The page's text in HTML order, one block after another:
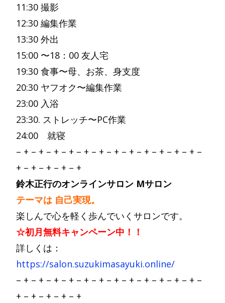
11:30 撮影
12:30 編集作業
13:30 外出
15:00 〜18：00 友人宅
19:30 食事〜母、お茶、身支度
20:30 ヤフオク〜編集作業
23:00 入浴
23:30. ストレッチ〜PC作業
24:00 就寝
– + – + – + – + – + – + – + – + – + – + – + – + –
+ – + – + – + – +
鈴木正行のオンラインサロン Mサロン
テーマは 自己実現。
楽しんで心を軽く歩んでいくサロンです。
☆初月無料キャンペーン中！！
詳しくは：
https://salon.suzukimasayuki.online/
– + – + – + – + – + – + – + – + – + – + – + – + –
+ – + – + – + – +